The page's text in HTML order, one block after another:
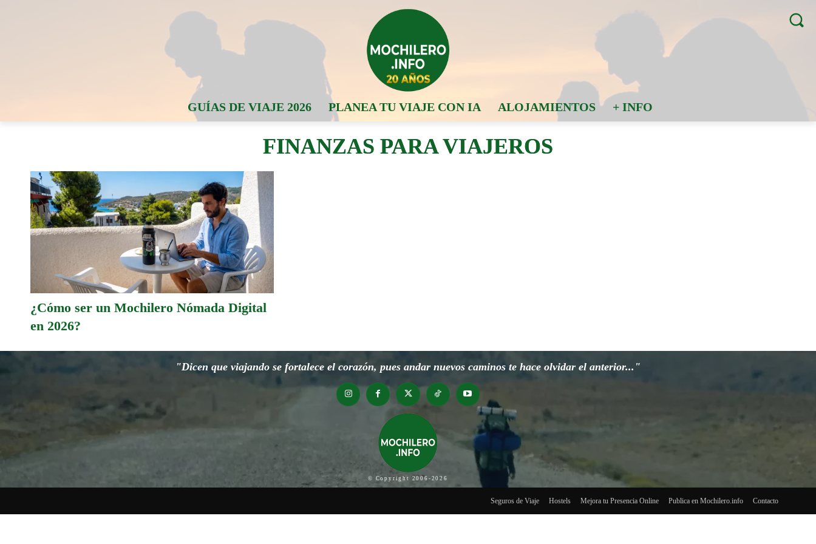
GUÍAS DE VIAJE 2026 PLANEA TU VIAJE CON IA ALOJAMIENTOS + INFO
FINANZAS PARA VIAJEROS
¿Cómo ser un Mochilero Nómada Digital
en 2026?
"Dicen que viajando se fortalece el corazón, pues andar nuevos caminos te hace olvidar el anterior..."
© Copyright 2006-2026
Seguros de Viaje Hostels Mejora tu Presencia Online Publica en Mochilero.info Contacto